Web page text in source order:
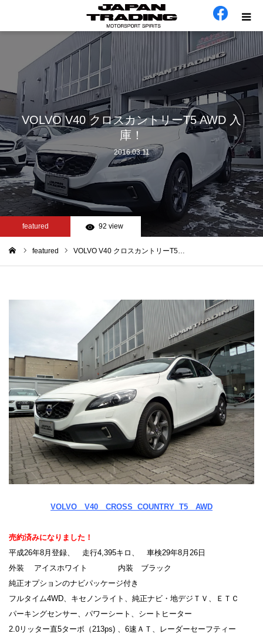
VOLVO V40 クロスカントリーT5 AWD 入
庫！
2016.03.11
featured 92 view
featured VOLVO V40 クロスカントリーT5…
VOLVO V40 CROSS COUNTRY T5 AWD
売約済みになりました！
平成26年8 月登録、 走行4,395キロ、 車検29年8月26日
外装 アイスホワイト 内装 ブラック
純正オプションのナビパッケージ付き
フルタイム4WD、キセノンライト、 純正ナビ・地デジＴＶ、ＥＴＣ
パーキングセンサー、パワーシート、シートヒーター
2.0 リッター直5ターボ（213ps) 、6速ＡＴ、 レーダーセーフティー
ホーム
在庫車
会社概要
カテゴリー
工場日誌
お問い合わせ